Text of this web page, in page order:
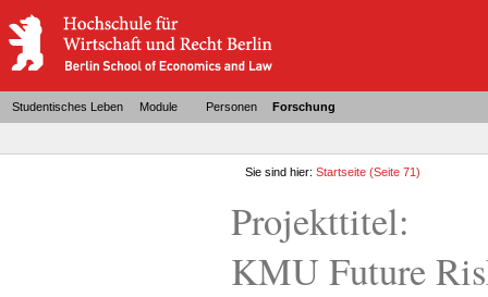
Studentisches Leben Module Personen Forschung
Sie sind hier:Startseite (Seite 71)
Projekttitel:
KMU Future